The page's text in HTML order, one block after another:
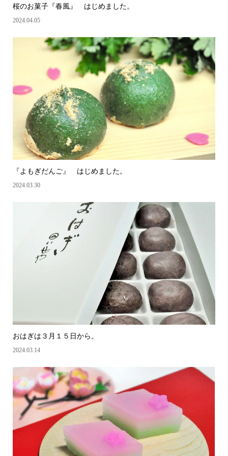
桜のお菓子『春風』 はじめました。
2024.04.05
『よもぎだんご』 はじめました。
2024.03.30
おはぎは３月１５日から。
2024.03.14